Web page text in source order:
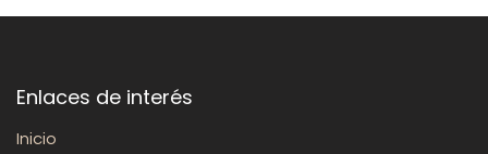
Enlaces de interés
Inicio